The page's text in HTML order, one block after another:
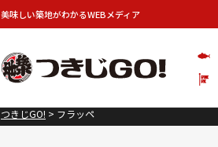
美味しい築地がわかるWEBメディア
つきじGO! > フラッペ